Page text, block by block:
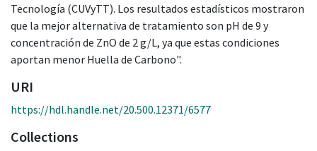
Tecnología (CUVyTT). Los resultados estadísticos mostraron
que la mejor alternativa de tratamiento son pH de 9 y
concentración de ZnO de 2 g/L, ya que estas condiciones
aportan menor Huella de Carbono".
URI
https://hdl.handle.net/20.500.12371/6577
Collections